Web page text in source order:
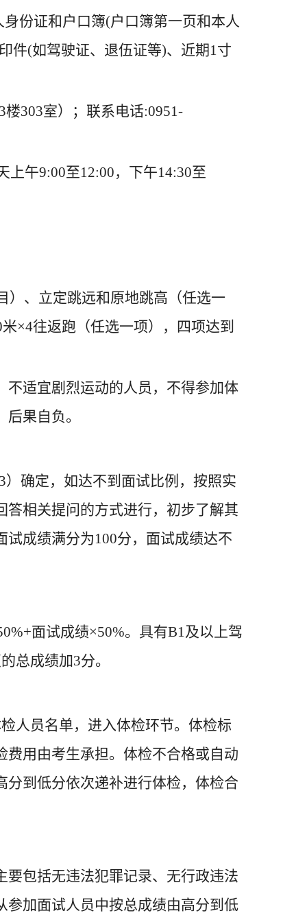
份证和户口簿(户口簿第一页和本人
件(如驾驶证、退伍证等)、近期1寸
303室）；联系电话:0951-
上午9:00至12:00，下午14:30至
）、立定跳远和原地跳高（任选一
×4往返跑（任选一项），四项达到
不适宜剧烈运动的人员，不得参加体
果自负。
确定，如达不到面试比例，按照实
相关提问的方式进行，初步了解其
成绩满分为100分，面试成绩达不
面试成绩×50%。具有B1及以上驾
总成绩加3分。
人员名单，进入体检环节。体检标
用由考生承担。体检不合格或自动
到低分依次递补进行体检，体检合
包括无违法犯罪记录、无行政违法
参加面试人员中按总成绩由高分到低